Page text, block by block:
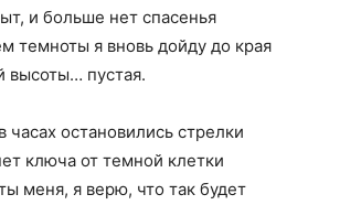
и больше нет спасенья
темноты я вновь дойду до края
высоты… пустая.
остановились стрелки
ключа от темной клетки
меня, я верю, что так будет